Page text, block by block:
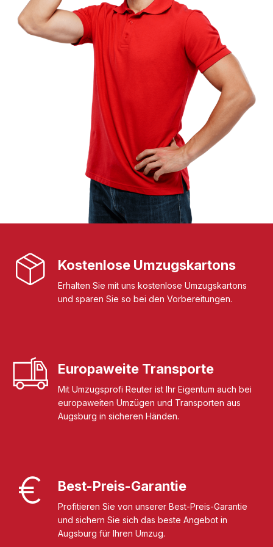
Kostenlose Umzugskartons
Erhalten Sie mit uns kostenlose Umzugskartons
und sparen Sie so bei den Vorbereitungen.
Europaweite Transporte
Mit Umzugsprofi Reuter ist Ihr Eigentum auch bei
europaweiten Umzügen und Transporten aus
Augsburg in sicheren Händen.
Best-Preis-Garantie
Profitieren Sie von unserer Best-Preis-Garantie
und sichern Sie sich das beste Angebot in
Augsburg für Ihren Umzug.